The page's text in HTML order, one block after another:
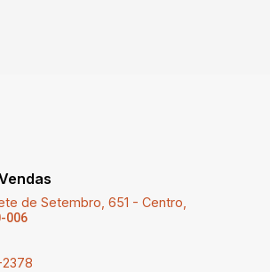
de Setembro, 651 - Centro,
006